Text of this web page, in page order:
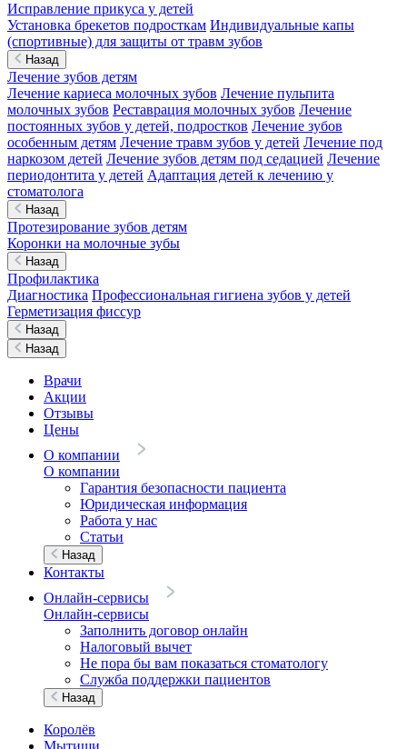
Исправление прикуса у детей
Установка брекетов подросткам Индивидуальные капы
(спортивные) для защиты от травм зубов
Назад
Лечение зубов детям
Лечение кариеса молочных зубов Лечение пульпита
молочных зубов Реставрация молочных зубов Лечение
постоянных зубов у детей, подростков Лечение зубов
особенным детям Лечение травм зубов у детей Лечение под
наркозом детей Лечение зубов детям под седацией Лечение
периодонтита у детей Адаптация детей к лечению у
стоматолога
Назад
Протезирование зубов детям
Коронки на молочные зубы
Назад
Профилактика
Диагностика Профессиональная гигиена зубов у детей
Герметизация фиссур
Назад
Назад
Врачи
Акции
Отзывы
Цены
О компании
О компании
Гарантия безопасности пациента
Юридическая информация
Работа у нас
Статьи
Назад
Контакты
Онлайн-сервисы
Онлайн-сервисы
Заполнить договор онлайн
Налоговый вычет
Не пора бы вам показаться стоматологу
Служба поддержки пациентов
Назад
Королёв
Мытищи